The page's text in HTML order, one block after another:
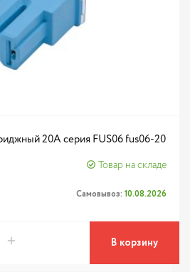
20A серия FUS06 fus06-20
Товар на складе
Самовывоз: 10.08.2026
В корзину